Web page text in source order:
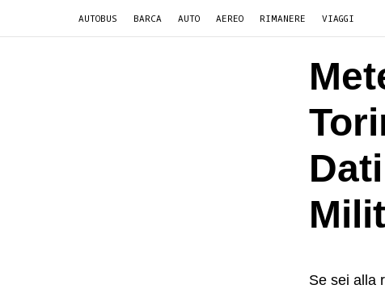
AUTOBUS BARCA AUTO AEREO RIMANERE VIAGGI
Se sei alla